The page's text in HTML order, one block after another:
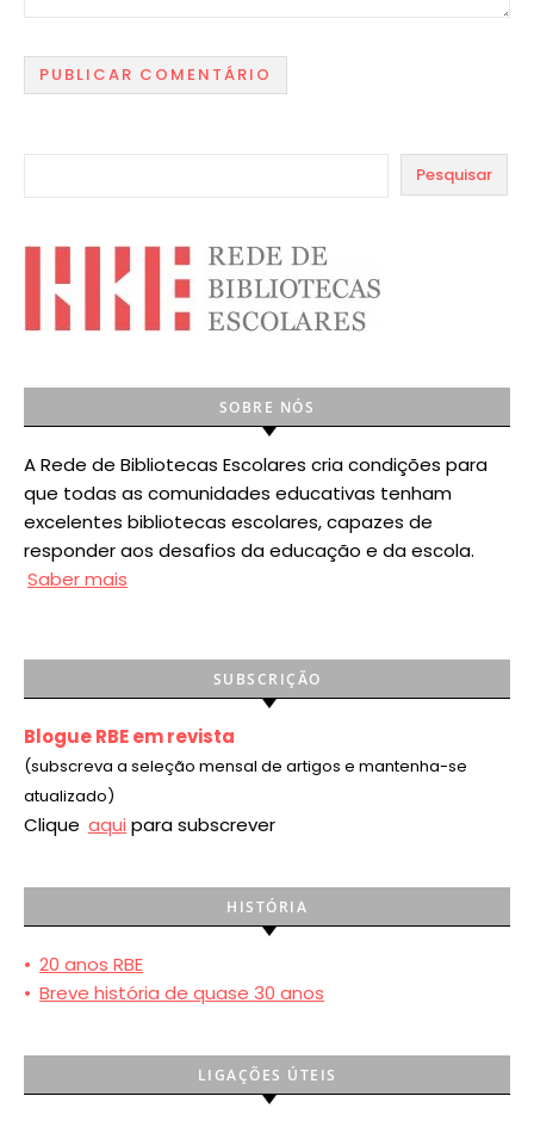
Pesquisar
SOBRE NÓS
A Rede de Bibliotecas Escolares cria condições para
que todas as comunidades educativas tenham
excelentes bibliotecas escolares, capazes de
responder aos desafios da educação e da escola.
Saber mais
SUBSCRIÇÃO
Blogue RBE em revista
(subscreva a seleção mensal de artigos e mantenha-se
atualizado)
Clique aqui para subscrever
HISTÓRIA
• 20 anos RBE
• Breve história de quase 30 anos
LIGAÇÕES ÚTEIS